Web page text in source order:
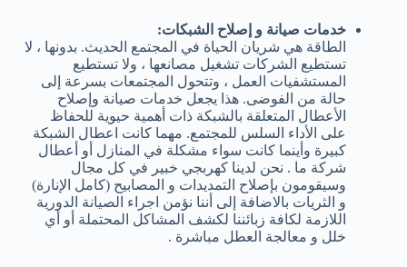
خدمات صيانة و إصلاح الشبكات:
الطاقة هي شريان الحياة في المجتمع الحديث. بدونها ، لا
تستطيع الشركات تشغيل مصانعها ، ولا تستطيع
المستشفيات العمل ، وتتحول المجتمعات بسرعة إلى
حالة من الفوضى. هذا يجعل خدمات صيانة وإصلاح
الأعطال المتعلقة بالشبكة ذات أهمية حيوية للحفاظ
على الأداء السلس للمجتمع. مهما كانت اعطال الشبكة
كبيرة وأينما كانت سواء مشكلة في المنازل أو أعطال
شركة ما . نحن لدينا كهربجي خبير في كل مجال
وسيقومون بإصلاح التمديدات و المصابيح (كامل الإنارة)
و الثريات بالاضافة إلى أننا نؤمن اجراء الصيانة الدورية
اللازمة لكافة زبائننا لكشف المشاكل المحتملة أو أي
خلل و معالجة العطل مباشرة .